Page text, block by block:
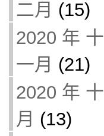
二月 (15)
2020 年 十
一月 (21)
2020 年 十
月 (13)